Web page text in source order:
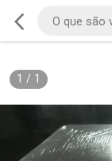
1 / 1